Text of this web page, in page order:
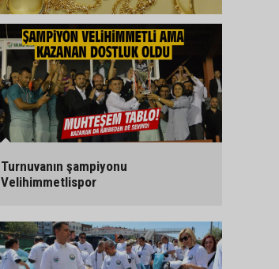
Turnuvanın şampiyonu
Velihimmetlispor